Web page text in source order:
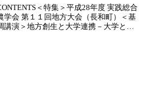
＜特集＞平成28年度 実践総合
学会 第１１回地方大会（長和町）＜基
講演＞地方創生と大学連携－大学と地